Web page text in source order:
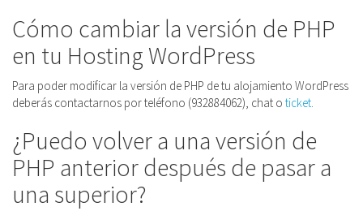
Cómo cambiar la versión de PHP
en tu Hosting WordPress
Para poder modificar la versión de PHP de tu alojamiento WordPress
deberás contactarnos por teléfono (932884062), chat o ticket.
¿Puedo volver a una versión de
PHP anterior después de pasar a
una superior?